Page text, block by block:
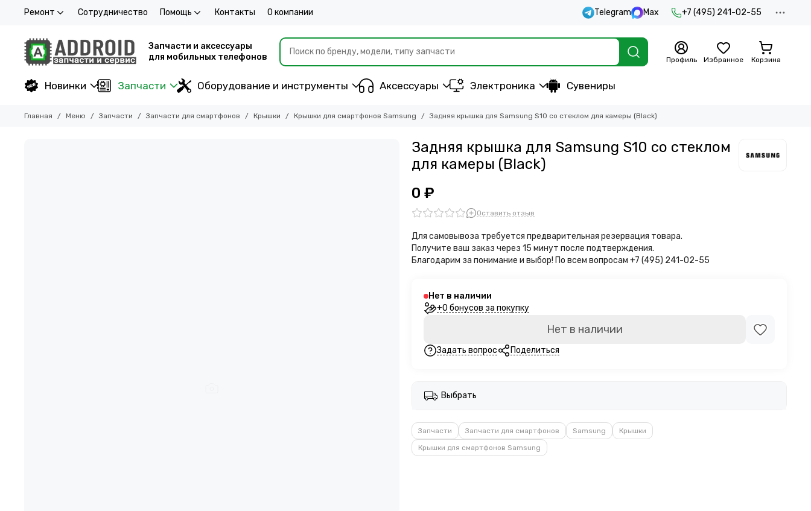
Ремонт Сотрудничество Помощь Контакты О компании Telegram Max +7 (495) 241-02-55
Запчасти и аксессуары
для мобильных телефонов
Профиль Избранное Корзина
Новинки Запчасти Оборудование и инструменты Аксессуары Электроника Сувениры
Главная Меню Запчасти Запчасти для смартфонов Крышки Крышки для смартфонов Samsung Задняя крышка для Samsung S10 со стеклом для камеры (Black)
Задняя крышка для Samsung S10 со стеклом
для камеры (Black)
0 ₽
Оставить отзыв
Для самовывоза требуется предварительная резервация товара.
Получите ваш заказ через 15 минут после подтверждения.
Благодарим за понимание и выбор! По всем вопросам +7 (495) 241-02-55
Нет в наличии
+0 бонусов за покупку
Нет в наличии
Задать вопрос Поделиться
Выбрать
Запчасти Запчасти для смартфонов Samsung
Крышки
Крышки для смартфонов Samsung